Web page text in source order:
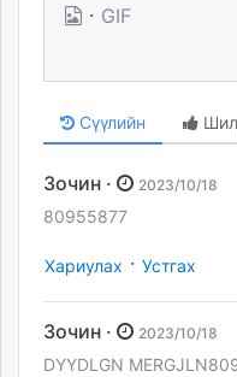
· GIF
Сүүлийн
Зочин · 2023/10/18
80955877
Хариулах · Устгах
Зочин · 2023/10/18
DYYDLGN